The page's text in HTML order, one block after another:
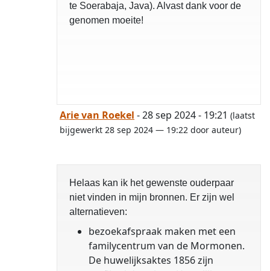
te Soerabaja, Java). Alvast dank voor de
genomen moeite!
Arie van Roekel - 28 sep 2024 - 19:21 (laatst
bijgewerkt 28 sep 2024 — 19:22 door auteur)
Helaas kan ik het gewenste ouderpaar
niet vinden in mijn bronnen. Er zijn wel
alternatieven:
bezoekafspraak maken met een
familycentrum van de Mormonen.
De huwelijksaktes 1856 zijn